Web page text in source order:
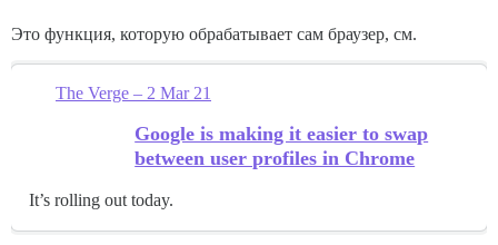
Это функция, которую обрабатывает сам браузер, см.
The Verge – 2 Mar 21
Google is making it easier to swap
between user profiles in Chrome
It’s rolling out today.